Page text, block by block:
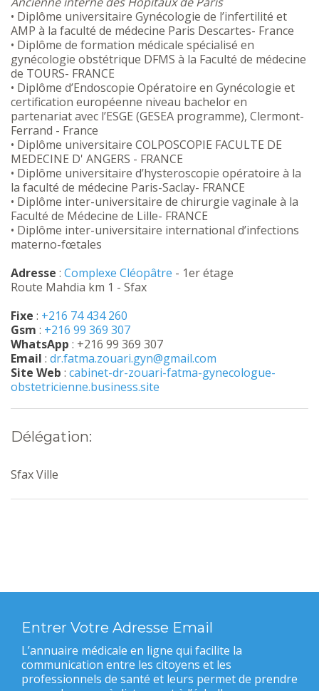
• Diplôme universitaire Gynécologie de l’infertilité et
AMP à la faculté de médecine Paris Descartes- France
• Diplôme de formation médicale spécialisé en
gynécologie obstétrique DFMS à la Faculté de médecine
de TOURS- FRANCE
• Diplôme d’Endoscopie Opératoire en Gynécologie et
certification européenne niveau bachelor en
partenariat avec l’ESGE (GESEA programme), Clermont-
Ferrand - France
• Diplôme universitaire COLPOSCOPIE FACULTE DE
MEDECINE D' ANGERS - FRANCE
• Diplôme universitaire d’hysteroscopie opératoire à la
la faculté de médecine Paris-Saclay- FRANCE
• Diplôme inter-universitaire de chirurgie vaginale à la
Faculté de Médecine de Lille- FRANCE
• Diplôme inter-universitaire international d’infections
materno-fœtales
Adresse : Complexe Cléopâtre - 1er étage
Route Mahdia km 1 - Sfax
Fixe : +216 74 434 260
Gsm : +216 99 369 307
WhatsApp : +216 99 369 307
Email : dr.fatma.zouari.gyn@gmail.com
Site Web : cabinet-dr-zouari-fatma-gynecologue-
obstetricienne.business.site
Délégation:
Sfax Ville
Entrer Votre Adresse Email
L’annuaire médicale en ligne qui facilite la
communication entre les citoyens et les
professionnels de santé et leurs permet de prendre